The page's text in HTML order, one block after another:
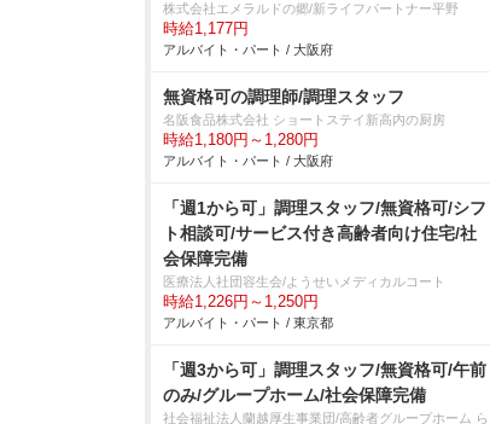
株式会社エメラルドの郷/新ライフパートナー平野
時給1,177円
アルバイト・パート / 大阪府
無資格可の調理師/調理スタッフ
名阪食品株式会社 ショートステイ新高内の厨房
時給1,180円～1,280円
アルバイト・パート / 大阪府
「週1から可」調理スタッフ/無資格可/シフ
ト相談可/サービス付き高齢者向け住宅/社
会保障完備
医療法人社団容生会/ようせいメディカルコート
時給1,226円～1,250円
アルバイト・パート / 東京都
「週3から可」調理スタッフ/無資格可/午前
のみ/グループホーム/社会保障完備
社会福祉法人蘭越厚生事業団/高齢者グループホーム ら